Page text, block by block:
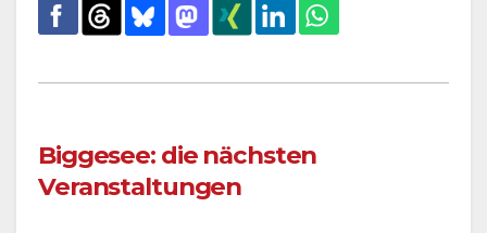
Biggesee: die nächsten
Veranstaltungen